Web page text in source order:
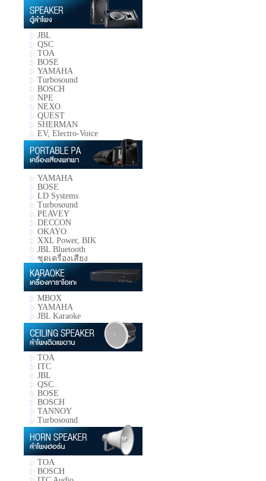
JBL
QSC
TOA
BOSE
YAMAHA
Turbosound
BOSCH
NPE
NEXO
QUEST
SHERMAN
EV, Electro-Voice
YAMAHA
BOSE
LD Systems
Turbosound
PEAVEY
DECCON
OKAYO
XXL Power, BIK
JBL Bluetooth
ชุดเครื่องเสียง
MBOX
YAMAHA
JBL Karaoke
TOA
ITC
JBL
QSC
BOSE
BOSCH
TANNOY
Turbosound
TOA
BOSCH